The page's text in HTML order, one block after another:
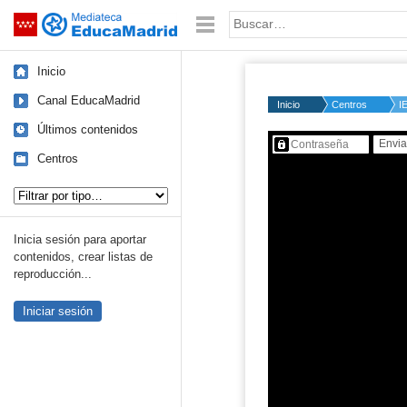
Saltar navegación Palabra o frase:
Inicio
Canal EducaMadrid
Últimos contenidos
Centros
Inicia sesión para aportar
contenidos, crear listas de
reproducción...
Iniciar sesión
Inicio Centros
Contenido protegido…